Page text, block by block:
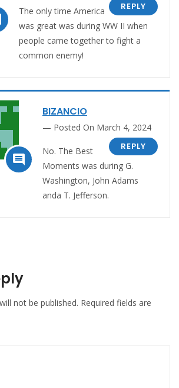
REPLY
The only time America
was great was during WW II when
people came together to fight a
common enemy!

BIZANCIO
Posted On March 4, 2024
REPLY
No. The Best
Moments was during G.
Washington, John Adams
anda T. Jefferson.
not be published. Required fields are